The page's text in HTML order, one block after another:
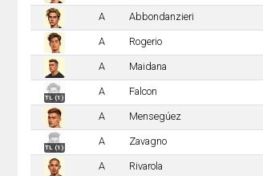
A Abbondanzieri
A Rogerio
A Maidana
TL (1)
A Falcon
A Mensegúez
TL (1)
A Zavagno
A Rivarola